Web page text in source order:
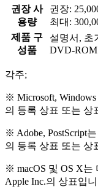
권장 사
용량
권장:
최대:
제품 구
성품
설명서, 초
DVD-ROM
각주;
※ Microsoft,
의 등록 상표 또는 상
※ Adobe, PostScript
의 등록 상표 또는 상
※ macOS 및 OS X는
Apple Inc.의 상표입